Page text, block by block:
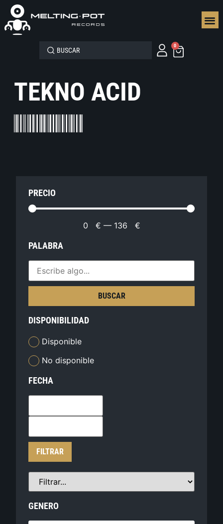
0
TEKNO ACID
PRECIO
0 € — 136 €
PALABRA
BUSCAR
DISPONIBILIDAD
Disponible
No disponible
FECHA
FILTRAR
GENERO